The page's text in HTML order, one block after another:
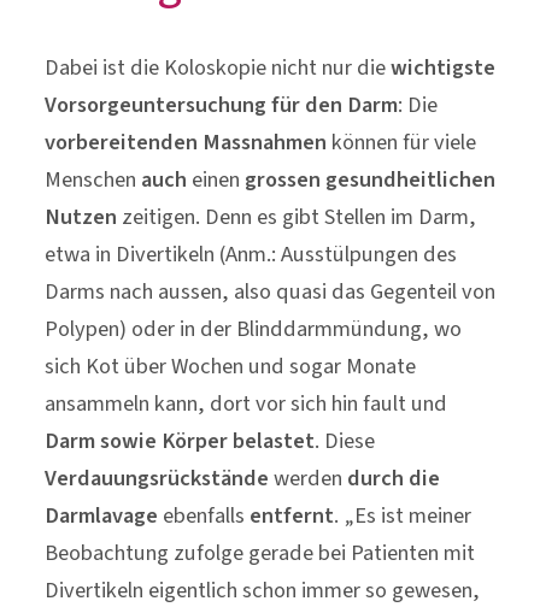
Dabei ist die Koloskopie nicht nur diewichtigste
Vorsorgeuntersuchung für den Darm: Die
vorbereitenden Massnahmen können für viele
Menschen auch einen grossen gesundheitlichen
Nutzen zeitigen. Denn es gibt Stellen im Darm,
etwa in Divertikeln (Anm.: Ausstülpungen des
Darms nach aussen, also quasi das Gegenteil von
Polypen) oder in der Blinddarmmündung, wo
sich Kot über Wochen und sogar Monate
ansammeln kann, dort vor sich hin fault und
Darm sowie Körper belastet. Diese
Verdauungsrückständewerden durch die
Darmlavage ebenfalls entfernt. „Es ist meiner
Beobachtung zufolge gerade bei Patienten mit
Divertikeln eigentlich schon immer so gewesen,